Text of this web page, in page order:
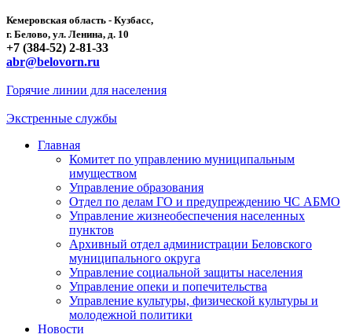
Кемеровская область - Кузбасс,
г. Белово, ул. Ленина, д. 10
+7 (384-52) 2-81-33
abr@belovorn.ru
Горячие линии для населения
Экстренные службы
Главная
Комитет по управлению муниципальным
имуществом
Управление образования
Отдел по делам ГО и предупреждению ЧС АБМО
Управление жизнеобеспечения населенных
пунктов
Архивный отдел администрации Беловского
муниципального округа
Управление социальной защиты населения
Управление опеки и попечительства
Управление культуры, физической культуры и
молодежной политики
Новости